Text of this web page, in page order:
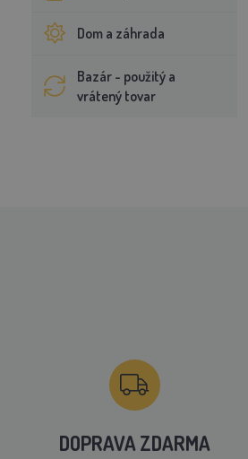
Dom a záhrada
Bazár - použitý a
vrátený tovar
DOPRAVA ZDARMA